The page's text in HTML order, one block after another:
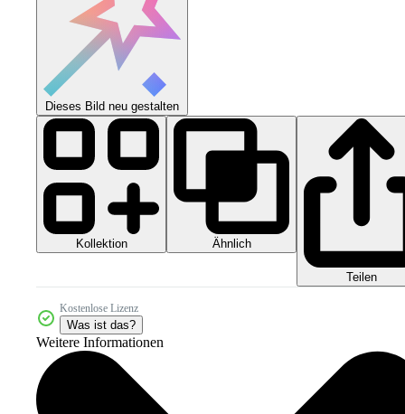
Dieses Bild neu gestalten
Kollektion Ähnlich
Teilen
Kostenlose Lizenz
Was ist das?
Weitere Informationen